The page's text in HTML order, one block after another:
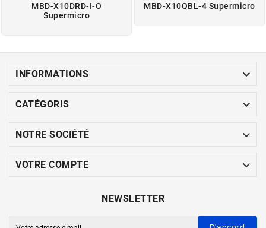
MBD-X10DRD-I-O
Supermicro
MBD-X10QBL-4 Supermicro
INFORMATIONS 
CATÉGORIS 
NOTRE SOCIÉTÉ 
VOTRE COMPTE 
NEWSLETTER